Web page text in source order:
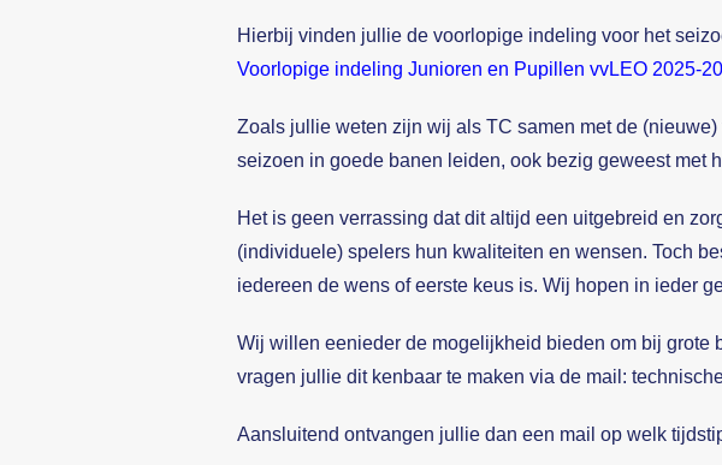
Hierbij vinden jullie de voorlopige indeling voor het
Voorlopige indeling Junioren en Pupillen vvLEO 2025-
Zoals jullie weten zijn wij als TC samen met de
seizoen in goede banen leiden, ook bezig geweest met
Het is geen verrassing dat dit altijd een uitgebreid en
(individuele) spelers hun kwaliteiten en wensen. Toch
iedereen de wens of eerste keus is. Wij hopen in ieder
Wij willen eenieder de mogelijkheid bieden om bij grote
vragen jullie dit kenbaar te maken via de mail:
Aansluitend ontvangen jullie dan een mail op welk